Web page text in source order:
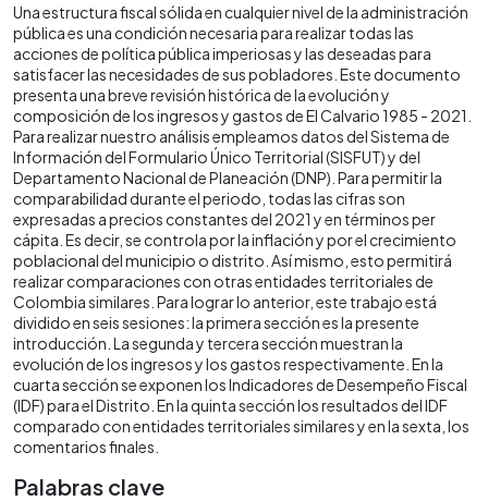
Una estructura fiscal sólida en cualquier nivel de la administración
pública es una condición necesaria para realizar todas las
acciones de política pública imperiosas y las deseadas para
satisfacer las necesidades de sus pobladores. Este documento
presenta una breve revisión histórica de la evolución y
composición de los ingresos y gastos de El Calvario 1985 - 2021.
Para realizar nuestro análisis empleamos datos del Sistema de
Información del Formulario Único Territorial (SISFUT) y del
Departamento Nacional de Planeación (DNP). Para permitir la
comparabilidad durante el periodo, todas las cifras son
expresadas a precios constantes del 2021 y en términos per
cápita. Es decir, se controla por la inflación y por el crecimiento
poblacional del municipio o distrito. Así mismo, esto permitirá
realizar comparaciones con otras entidades territoriales de
Colombia similares. Para lograr lo anterior, este trabajo está
dividido en seis sesiones: la primera sección es la presente
introducción. La segunda y tercera sección muestran la
evolución de los ingresos y los gastos respectivamente. En la
cuarta sección se exponen los Indicadores de Desempeño Fiscal
(IDF) para el Distrito. En la quinta sección los resultados del IDF
comparado con entidades territoriales similares y en la sexta, los
comentarios finales.
Palabras clave